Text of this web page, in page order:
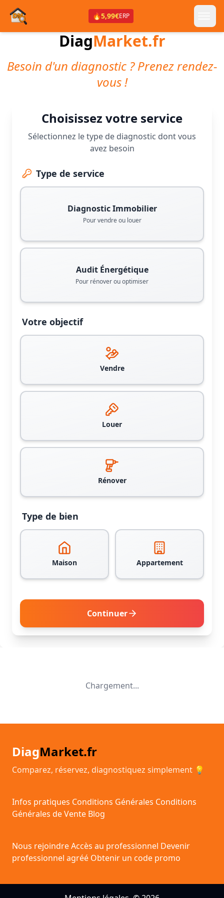
🔥5,99€ERP
DiagMarket.fr
Besoin d'un diagnostic ? Prenez rendez-
vous !
Choisissez votre service
Sélectionnez le type de diagnostic dont vous
avez besoin
Type de service
Diagnostic Immobilier
Pour vendre ou louer
Audit Énergétique
Pour rénover ou optimiser
Votre objectif
Vendre
Louer
Rénover
Type de bien
Maison Appartement
Continuer
Chargement...
DiagMarket.fr
Comparez, réservez, diagnostiquez simplement 💡
Infos pratiques Conditions Générales Conditions
Générales de Vente Blog
Nous rejoindreAccès au professionnel Devenir
professionnel agréé Obtenir un code promo